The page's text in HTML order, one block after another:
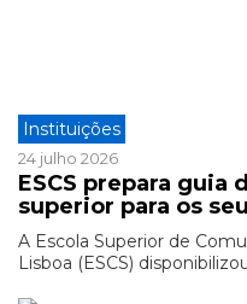
Instituições
24 julho 2026
ESCS prepara guia
superior para os
A Escola Superior de
Lisboa (ESCS)